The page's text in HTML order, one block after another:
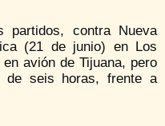
partidos, contra Nueva
(21 de junio) en Los
avión de Tijuana, pero
seis horas, frente a